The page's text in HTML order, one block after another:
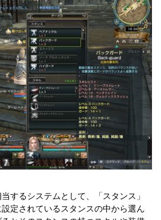
するシステムとして、「スタンス」
定されているスタンスの中から選ん